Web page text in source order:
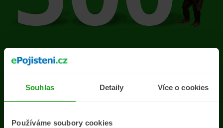
Souhlas Detaily Více o cookies
Používáme soubory cookies
Na stránce se vyskytla
chyba